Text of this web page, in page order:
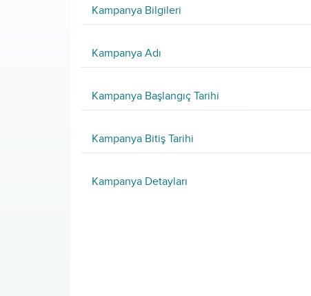
Kampanya Bilgileri
Kampanya Adı
Kampanya Başlangıç Tarihi
Kampanya Bitiş Tarihi
Kampanya Detayları